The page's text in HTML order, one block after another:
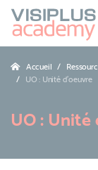
Accueil
UO : Unité d'oeuvre
UO : Unité